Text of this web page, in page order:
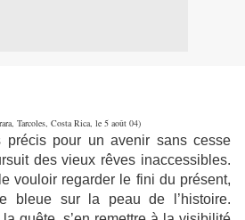
Tarcoles, Costa Rica, le 5 août 04)
précis pour un avenir sans cesse
des vieux rêves inaccessibles.
vouloir regarder le fini du présent,
bleue sur la peau de l’histoire.